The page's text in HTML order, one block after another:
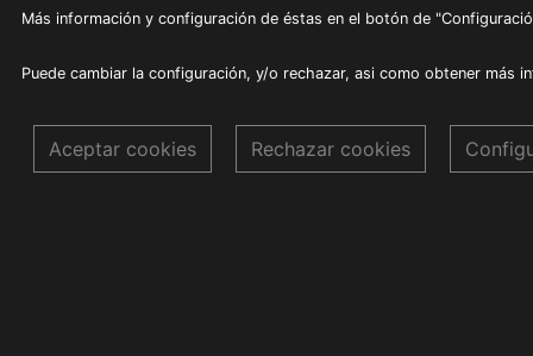
Más información y configuración de éstas en el botón de
Puede cambiar la configuración, y/o rechazar, asi como obtener más
Aceptar cookies Rechazar cookies